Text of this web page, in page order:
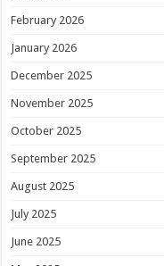
February 2026
January 2026
December 2025
November 2025
October 2025
September 2025
August 2025
July 2025
June 2025